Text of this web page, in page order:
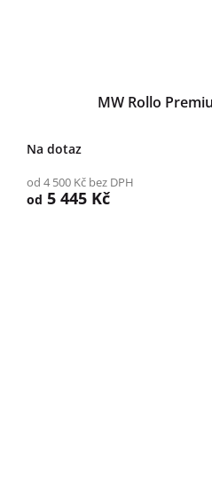
MW Rollo
Na dotaz
od 4 500 Kč bez DPH
od 5 445 Kč